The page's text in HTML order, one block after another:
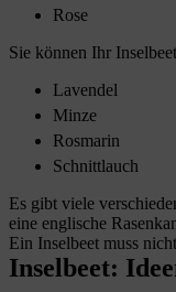
Rose
Sie können Ihr
Lavendel
Minze
Rosmarin
Schnittlauch
Es gibt viele
eine englische
Ein Inselbeet muss
Inselbeet: